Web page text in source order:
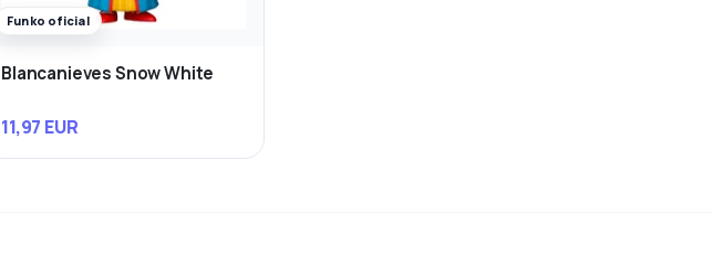
Funko oficial
Blancanieves Snow White
11,97 EUR